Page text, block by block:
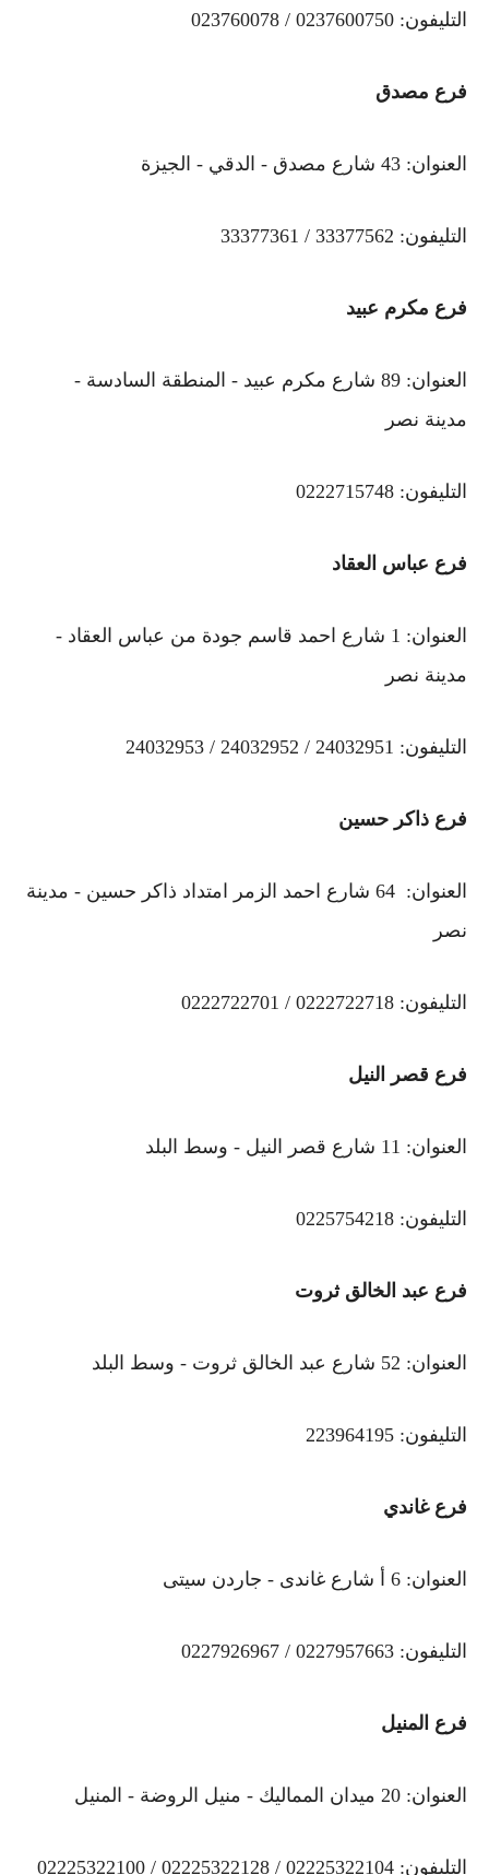
التليفون: 0237600750 / 023760078
فرع مصدق
العنوان: 43 شارع مصدق - الدقي - الجيزة
التليفون: 33377562 / 33377361
فرع مكرم عبيد
العنوان: 89 شارع مكرم عبيد - المنطقة السادسة -
مدينة نصر
التليفون: 0222715748
فرع عباس العقاد
العنوان: 1 شارع احمد قاسم جودة من عباس العقاد -
مدينة نصر
التليفون: 24032951 / 24032952 / 24032953
فرع ذاكر حسين
العنوان: 64 شارع احمد الزمر امتداد ذاكر حسين - مدينة
نصر
التليفون: 0222722718 / 0222722701
فرع قصر النيل
العنوان: 11 شارع قصر النيل - وسط البلد
التليفون: 0225754218
فرع عبد الخالق ثروت
العنوان: 52 شارع عبد الخالق ثروت - وسط البلد
التليفون: 223964195
فرع غاندي
العنوان: 6 أ شارع غاندى - جاردن سيتى
التليفون: 0227957663 / 0227926967
فرع المنيل
العنوان: 20 ميدان المماليك - منيل الروضة - المنيل
التليفون: 02225322104 / 02225322128 / 02225322100